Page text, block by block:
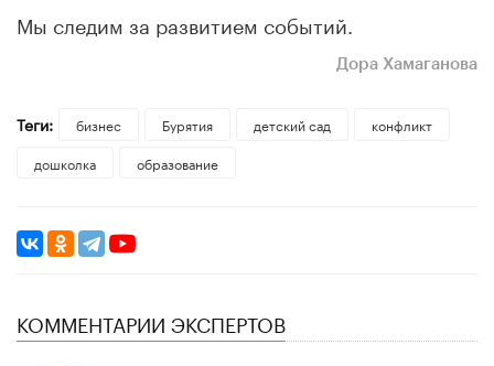
Мы следим за развитием событий.
Дора Хамаганова
Теги: бизнес Бурятия детский сад
конфликт
дошколка
образование
КОММЕНТАРИИ ЭКСПЕРТОВ